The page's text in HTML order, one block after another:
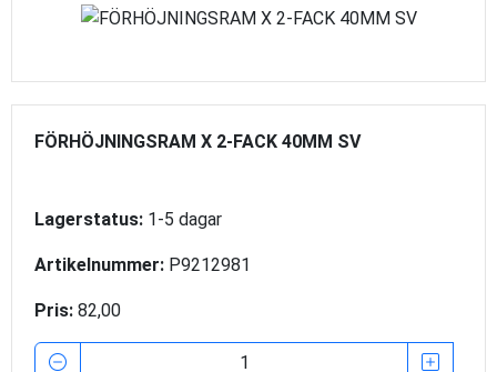
FÖRHÖJNINGSRAM X 2-FACK 40MM SV
Lagerstatus: 1-5 dagar
Artikelnummer: P9212981
Pris: 82,00